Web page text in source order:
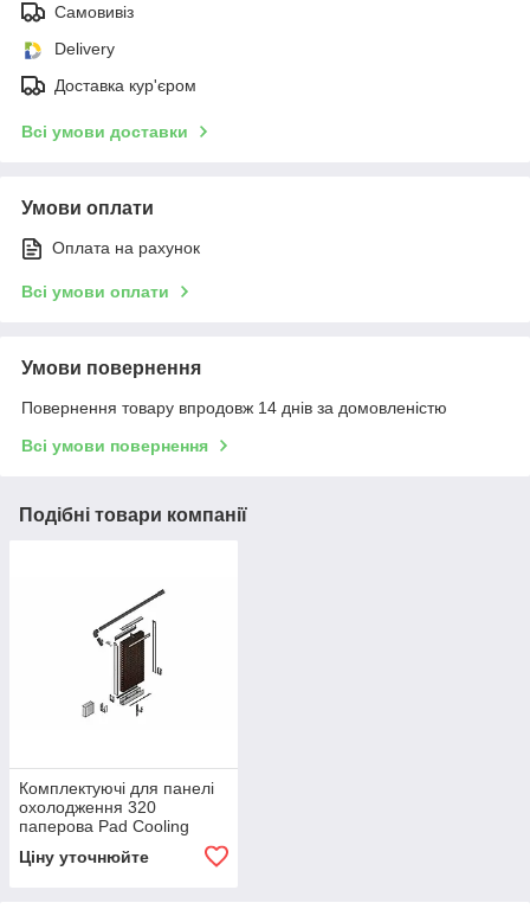
Самовивіз
Delivery
Доставка кур'єром
Всі умови доставки
Умови оплати
Оплата на рахунок
Всі умови оплати
Умови повернення
Повернення товару впродовж 14 днів за домовленістю
Всі умови повернення
Подібні товари компанії
Комплектуючі для панелі
охолодження 320
паперова Pad Cooling
Ціну уточнюйте